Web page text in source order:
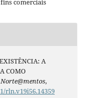
comerciais
A
COMO
,
rln.v19i56.14359